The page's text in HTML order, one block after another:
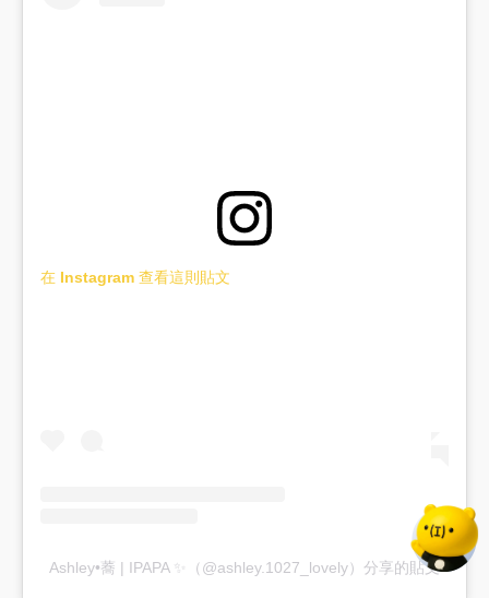
在 Instagram 查看這則貼文
Ashley•蕎 | IPAPA ✨（@ashley.1027_lovely）分享的貼文